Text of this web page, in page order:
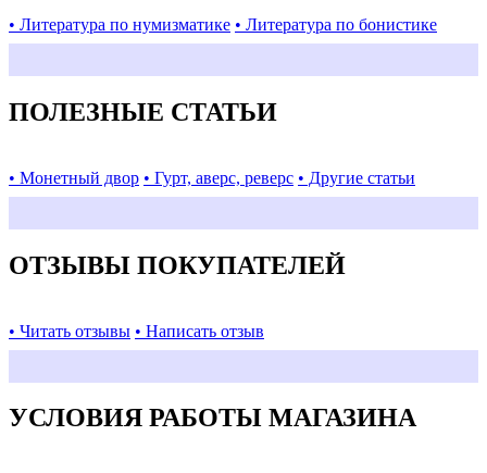
• Литература по нумизматике • Литература по бонистике
ПОЛЕЗНЫЕ СТАТЬИ
• Монетный двор • Гурт, аверс, реверс • Другие статьи
ОТЗЫВЫ ПОКУПАТЕЛЕЙ
• Читать отзывы • Написать отзыв
УСЛОВИЯ РАБОТЫ МАГАЗИНА